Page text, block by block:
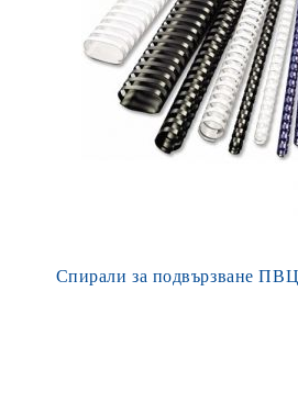
Спирали за подвързване